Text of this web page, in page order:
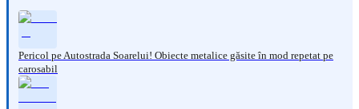
Pericol pe Autostrada Soarelui! Obiecte metalice găsite în mod repetat pe
carosabil